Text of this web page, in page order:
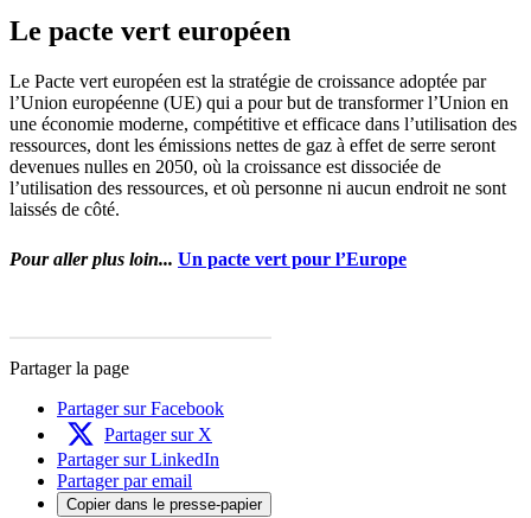
Le pacte vert européen
Le Pacte vert européen est la stratégie de croissance adoptée par
l’Union européenne (UE) qui a pour but de transformer l’Union en
une économie moderne, compétitive et efficace dans l’utilisation des
ressources, dont les émissions nettes de gaz à effet de serre seront
devenues nulles en 2050, où la croissance est dissociée de
l’utilisation des ressources, et où personne ni aucun endroit ne sont
laissés de côté.
Pour aller plus loin... Un pacte vert pour l’Europe
Partager la page
Partager sur Facebook
Partager sur X
Partager sur LinkedIn
Partager par email
Copier dans le presse-papier